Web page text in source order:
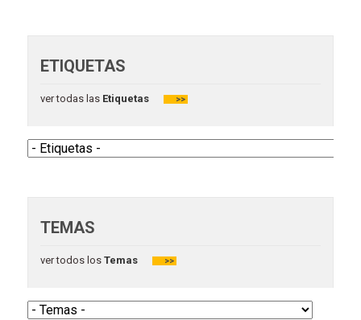
ETIQUETAS
ver todas las Etiquetas >>
TEMAS
ver todos losTemas >>